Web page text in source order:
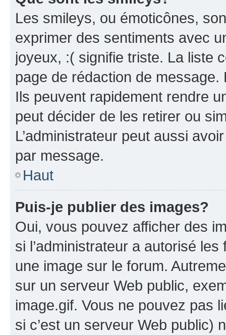
Les smileys, ou émoticônes,
exprimer des sentiments avec
joyeux, :( signifie triste. La liste
page de rédaction de
Ils peuvent rapidement rendre
peut décider de les retirer ou
L’administrateur peut aussi
par message.
Haut
Puis-je publier des images?
Oui, vous pouvez afficher des
si l’administrateur a autorisé
une image sur le forum.
sur un serveur Web public,
image.gif. Vous ne pouvez pas
si c’est un serveur Web public)